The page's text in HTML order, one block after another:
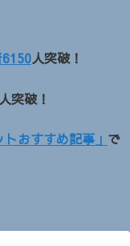
人突破！
人突破！
トおすすめ記事」 で